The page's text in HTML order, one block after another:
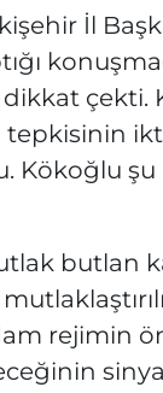
İl
dikkat çekti.
Kökoğlu şu
butlan
rejimin